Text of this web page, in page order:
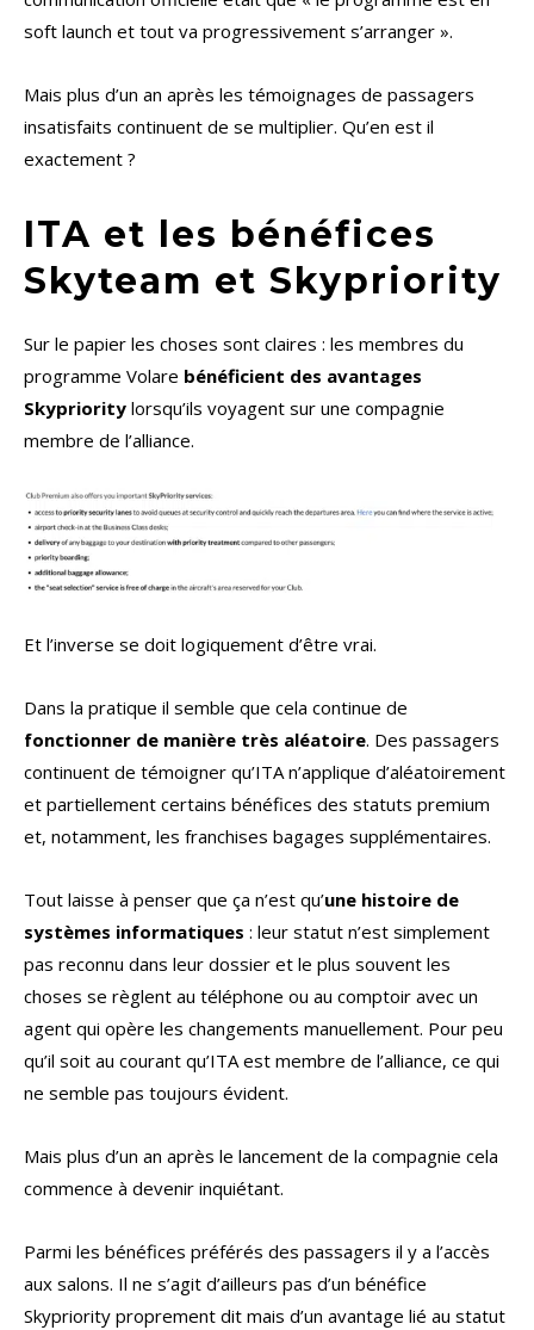
soft launch et tout va progressivement s’arranger ».
Mais plus d’un an après les témoignages de passagers
insatisfaits continuent de se multiplier. Qu’en est il
exactement ?
ITA et les bénéfices
Skyteam et Skypriority
Sur le papier les choses sont claires : les membres du
programme Volare bénéficient des avantages
Skypriority lorsqu’ils voyagent sur une compagnie
membre de l’alliance.
Et l’inverse se doit logiquement d’être vrai.
Dans la pratique il semble que cela continue de
fonctionner de manière très aléatoire. Des passagers
continuent de témoigner qu’ITA n’applique d’aléatoirement
et partiellement certains bénéfices des statuts premium
et, notamment, les franchises bagages supplémentaires.
Tout laisse à penser que ça n’est qu’une histoire de
systèmes informatiques : leur statut n’est simplement
pas reconnu dans leur dossier et le plus souvent les
choses se règlent au téléphone ou au comptoir avec un
agent qui opère les changements manuellement. Pour peu
qu’il soit au courant qu’ITA est membre de l’alliance, ce qui
ne semble pas toujours évident.
Mais plus d’un an après le lancement de la compagnie cela
commence à devenir inquiétant.
Parmi les bénéfices préférés des passagers il y a l’accès
aux salons. Il ne s’agit d’ailleurs pas d’un bénéfice
Skypriority proprement dit mais d’un avantage lié au statut